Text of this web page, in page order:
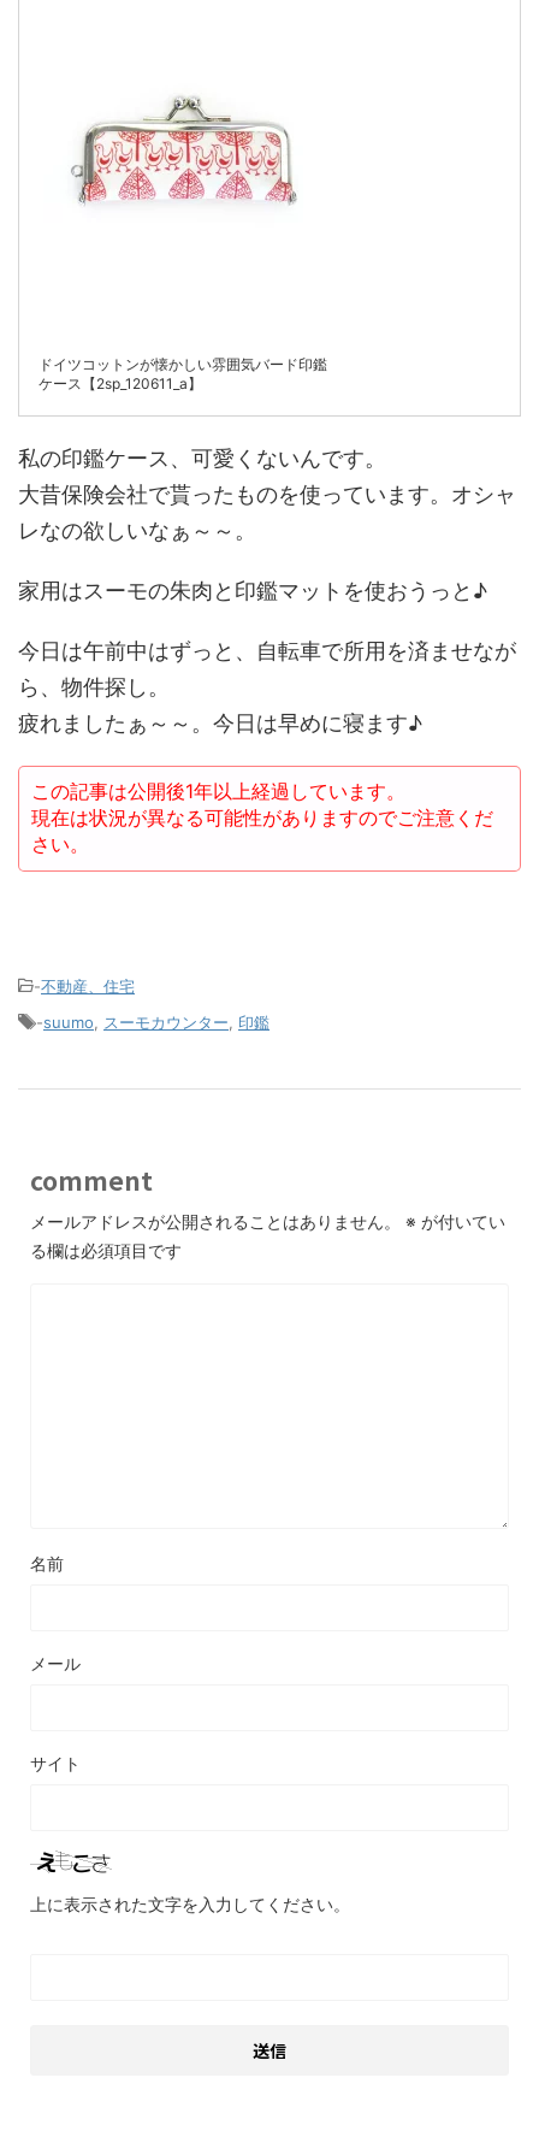
ドイツコットンが懐かしい雰囲気バード印鑑
ケース【2sp_120611_a】
私の印鑑ケース、可愛くないんです。
大昔保険会社で貰ったものを使っています。オシャ
レなの欲しいなぁ～～。
家用はスーモの朱肉と印鑑マットを使おうっと♪
今日は午前中はずっと、自転車で所用を済ませなが
ら、物件探し。
疲れましたぁ～～。今日は早めに寝ます♪
この記事は公開後1年以上経過しています。
現在は状況が異なる可能性がありますのでご注意くだ
さい。
-不動産、住宅
-suumo スーモカウンター 印鑑
comment
メールアドレスが公開されることはありません。 ※ が付いてい
る欄は必須項目です
名前
メール
サイト
上に表示された文字を入力してください。